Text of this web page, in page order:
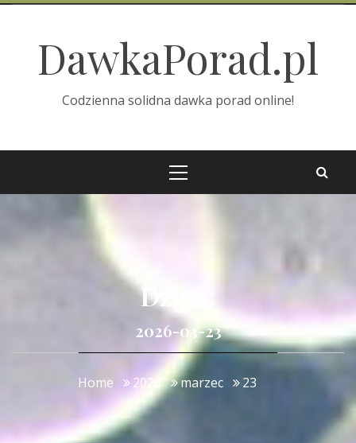
Skip
contentDawkaPorad.pl
Codzienna solidna dawka porad online!
Dzień:
2026-03-23
Home 2026 marzec 23